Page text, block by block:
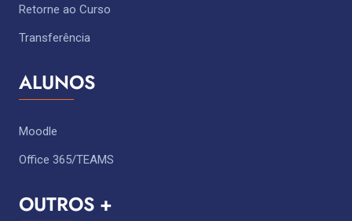
Retorne ao Curso
Transferência
ALUNOS
Moodle
Office 365/TEAMS
OUTROS +